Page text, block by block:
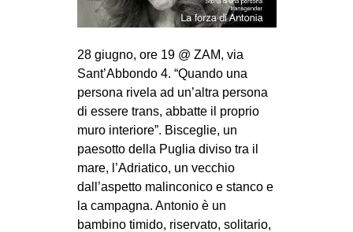
MILANO
MOBILITAZIONI
SPAZI
SPORT POPOLARE
MOVIMENTI
AMBIENTE
ANTIFASCISMO
DIRITTO ALL’ABITARE
28 giugno, ore 19 @ ZAM, via
Sant’Abbondo 4. “Quando una
persona rivela ad un’altra persona
di essere trans, abbatte il proprio
muro interiore”. Bisceglie, un
paesotto della Puglia diviso tra il
mare, l’Adriatico, un vecchio
dall’aspetto malinconico e stanco e
la campagna. Antonio è un
bambino timido, riservato, solitario,